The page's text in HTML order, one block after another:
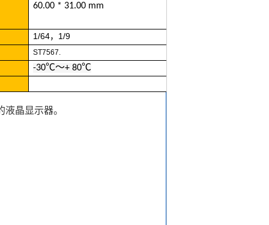
60.00 * 31.00 mm
1/64，1/9
ST7567.
-30℃〜+ 80℃
液晶显示器。